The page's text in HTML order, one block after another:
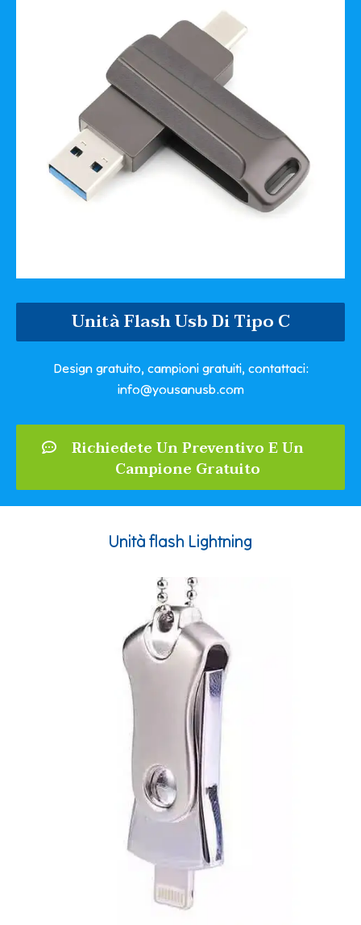
Unità Flash Usb Di Tipo C
Design gratuito, campioni gratuiti, contattaci:
info@yousanusb.com
Richiedete Un Preventivo E Un
Campione Gratuito
Unità flash Lightning